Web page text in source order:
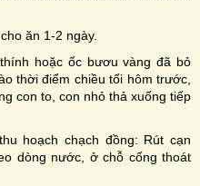
ăn 1-2 ngày.
hoặc ốc bươu vàng đã bỏ
thời điểm chiều tối hôm trước,
con to, con nhỏ thả xuống tiếp
hoạch chạch đồng: Rút cạn
dòng nước, ở chỗ cống thoát